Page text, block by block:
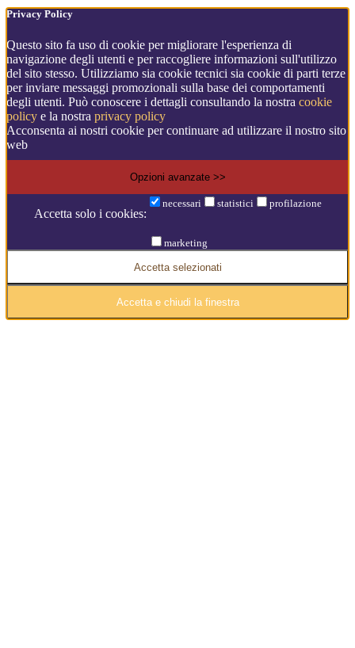
Privacy Policy
Questo sito fa uso di cookie per migliorare l'esperienza di
navigazione degli utenti e per raccogliere informazioni sull'utilizzo
del sito stesso. Utilizziamo sia cookie tecnici sia cookie di parti terze
per inviare messaggi promozionali sulla base dei comportamenti
degli utenti. Può conoscere i dettagli consultando la nostra cookie
policy e la nostra privacy policy
Acconsenta ai nostri cookie per continuare ad utilizzare il nostro sito
web
Opzioni avanzate >>
Accetta solo i cookies:
necessari statistici profilazione
marketing
Accetta selezionati
Accetta e chiudi la finestra